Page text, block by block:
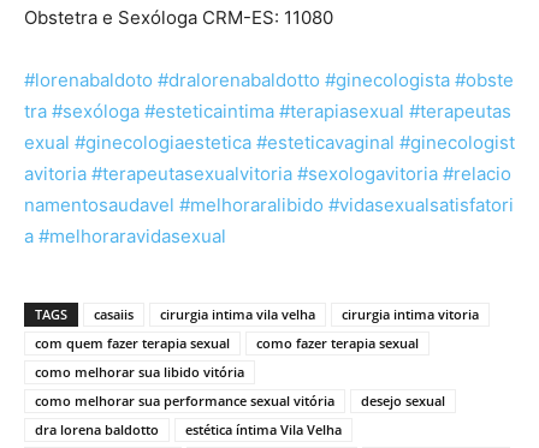
Obstetra e Sexóloga CRM-ES: 11080
#lorenabaldoto #dralorenabaldotto #ginecologista #obste
tra #sexóloga #esteticaintima #terapiasexual #terapeutas
exual #ginecologiaestetica #esteticavaginal #ginecologist
avitoria #terapeutasexualvitoria #sexologavitoria #relacio
namentosaudavel #melhoraralibido #vidasexualsatisfatori
a #melhoraravidasexual
TAGS casaiis cirurgia intima vila velha
cirurgia intima vitoria
com quem fazer terapia sexual
como fazer terapia sexual
como melhorar sua libido vitória
como melhorar sua performance sexual vitória
desejo sexual
dra lorena baldotto
estética íntima Vila Velha